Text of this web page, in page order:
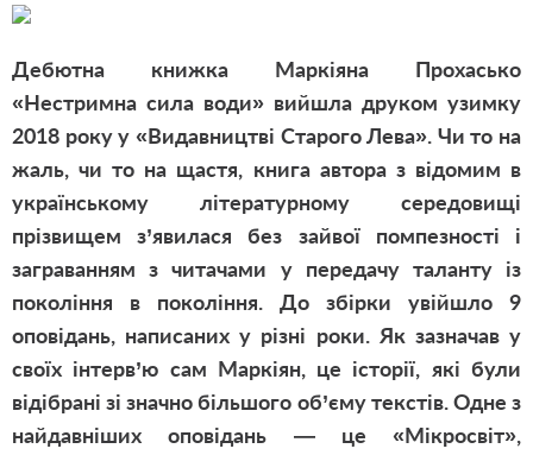
Дебютна книжка Маркіяна Прохасько
«Нестримна сила води» вийшла друком узимку
2018 року у «Видавництві Старого Лева». Чи то на
жаль, чи то на щастя, книга автора з відомим в
українському літературному середовищі
прізвищем з’явилася без зайвої помпезності і
заграванням з читачами у передачу таланту із
покоління в покоління. До збірки увійшло 9
оповідань, написаних у різні роки. Як зазначав у
своїх інтерв’ю сам Маркіян, це історії, які були
відібрані зі значно більшого об’єму текстів. Одне з
найдавніших оповідань — це «Мікросвіт»,